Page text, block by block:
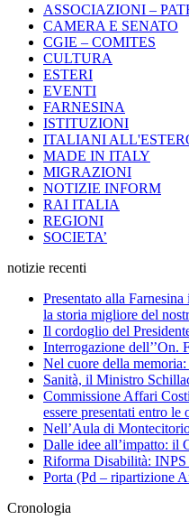
ASSOCIAZIONI –
CAMERA E SENATO
CGIE – COMITES
CULTURA
ESTERI
EVENTI
FARNESINA
ISTITUZIONI
ITALIANI
MADE IN ITALY
MIGRAZIONI
NOTIZIE INFORM
RAI ITALIA
REGIONI
SOCIETA’
notizie recenti
Presentato alla
la storia migliore del
Il cordoglio del
Interrogazione
Nel cuore della
Sanità, il Ministro
Commissione Affari
essere presentati entro le
Nell’Aula di
Dalle idee all’impatto: il
Riforma Disabilità:
Porta (Pd – ripartizione
Cronologia